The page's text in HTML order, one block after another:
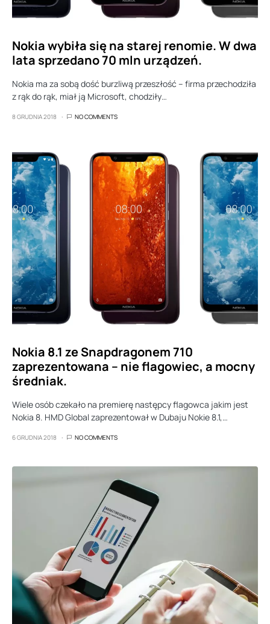
Nokia wybiła się na starej renomie. W dwa
lata sprzedano 70 mln urządzeń.
Nokia ma za sobą dość burzliwą przeszłość – firma przechodziła
z rąk do rąk, miał ją Microsoft, chodziły…
8 GRUDNIA 2018 NO COMMENTS
Nokia 8.1 ze Snapdragonem 710
zaprezentowana – nie flagowiec, a mocny
średniak.
Wiele osób czekało na premierę następcy flagowca jakim jest
Nokia 8. HMD Global zaprezentował w Dubaju Nokie 8.1,…
6 GRUDNIA 2018 NO COMMENTS